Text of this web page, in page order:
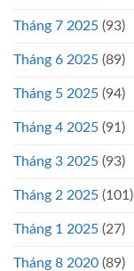
Tháng 7 2025 (93)
Tháng 6 2025 (89)
Tháng 5 2025 (94)
Tháng 4 2025 (91)
Tháng 3 2025 (93)
Tháng 2 2025 (101)
Tháng 1 2025 (27)
Tháng 8 2020 (89)